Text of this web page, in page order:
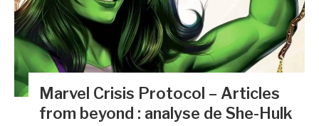
Marvel Crisis Protocol – Articles
from beyond : analyse de She-Hulk